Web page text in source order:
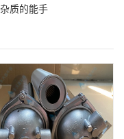
质的能手